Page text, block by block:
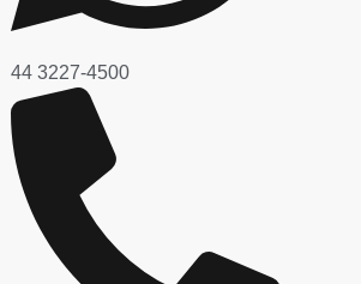
44 3227-4500